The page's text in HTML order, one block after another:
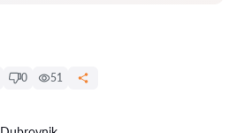
0 51